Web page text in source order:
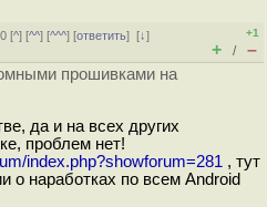
[^] [^^] [^^^] [ответить][↓]
+1
+ / –
прошивками на
да и на всех других
проблем нет!
index.php?showforum=281 , тут
о наработках по всем Android